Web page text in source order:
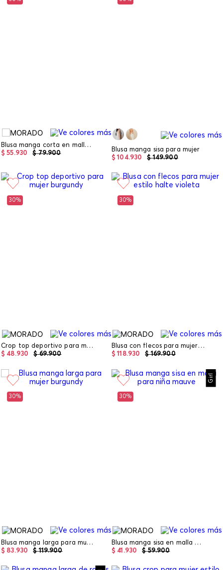
Blusa manga corta en malla para niña
$ 79.900
$ 55.930
Blusa manga sisa para mujer
$ 149.900
$ 104.930
30%
Crop top deportivo para mujer
$ 69.900
$ 48.930
30%
Blusa con flecos para mujer estilo halte
$ 169.900
$ 118.930
30%
Blusa manga larga para mujer
$ 119.900
$ 83.930
Girl
30%
Blusa manga sisa en malla para niña
$ 59.900
$ 41 .930